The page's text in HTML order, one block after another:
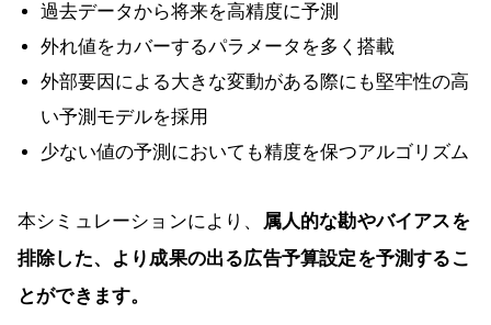
過去データから将来を高精度に予測
外れ値をカバーするパラメータを多く搭載
外部要因による大きな変動がある際にも堅牢性の高
い予測モデルを採用
少ない値の予測においても精度を保つアルゴリズム
本シミュレーションにより、 属人的な勘やバイアスを
排除した、より成果の出る広告予算設定を予測するこ
とができます。